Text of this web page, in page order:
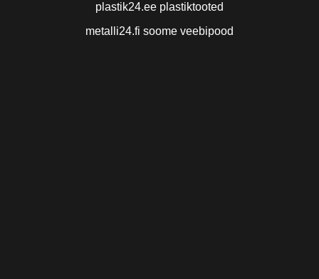
plastik24.ee plastiktooted
metalli24.fi soome veebipood